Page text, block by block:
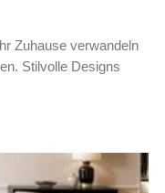
Zuhause verwandeln
Stilvolle Designs